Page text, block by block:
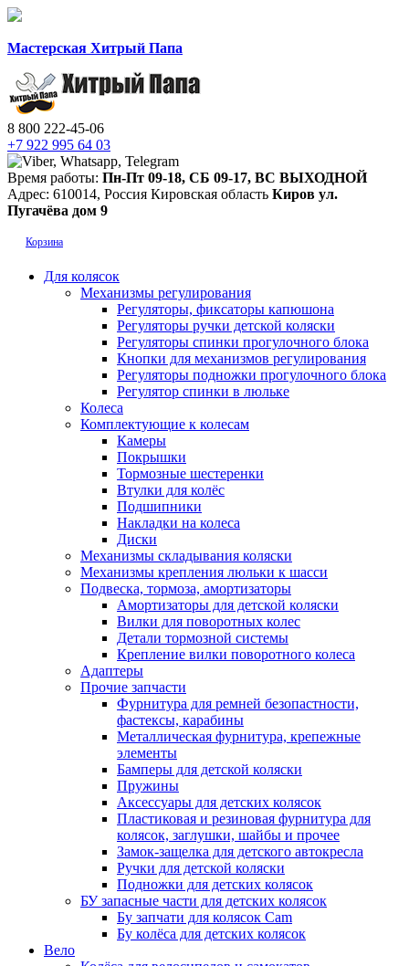
Мастерская Хитрый Папа
8 800 222-45-06
+7 922 995 64 03
Время работы: Пн-Пт 09-18, СБ 09-17, ВС ВЫХОДНОЙ
Адрес: 610014, Россия Кировская область Киров ул.
Пугачёва дом 9
Корзина
Для колясок
Механизмы регулирования
Регуляторы, фиксаторы капюшона
Регуляторы ручки детской коляски
Регуляторы спинки прогулочного блока
Кнопки для механизмов регулирования
Регуляторы подножки прогулочного блока
Регулятор спинки в люльке
Колеса
Комплектующие к колесам
Камеры
Покрышки
Тормозные шестеренки
Втулки для колёс
Подшипники
Накладки на колеса
Диски
Механизмы складывания коляски
Механизмы крепления люльки к шасси
Подвеска, тормоза, амортизаторы
Амортизаторы для детской коляски
Вилки для поворотных колес
Детали тормозной системы
Крепление вилки поворотного колеса
Адаптеры
Прочие запчасти
Фурнитура для ремней безопастности,
фастексы, карабины
Металлическая фурнитура, крепежные
элементы
Бамперы для детской коляски
Пружины
Аксессуары для детских колясок
Пластиковая и резиновая фурнитура для
колясок, заглушки, шайбы и прочее
Замок-защелка для детского автокресла
Ручки для детской коляски
Подножки для детских колясок
БУ запасные части для детских колясок
Бу запчати для колясок Cam
Бу колёса для детских колясок
Вело